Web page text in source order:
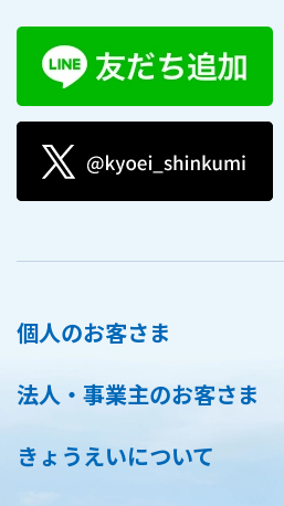
個人のお客さま
法人・事業主のお客さま
きょうえいについて